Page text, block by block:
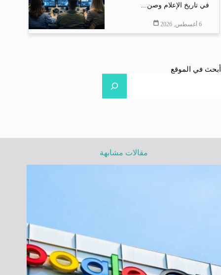
في تاريخ الإعلام وصن...
6 أغسطس, 2026
أبحث في الموقع
مقالات مشابهة